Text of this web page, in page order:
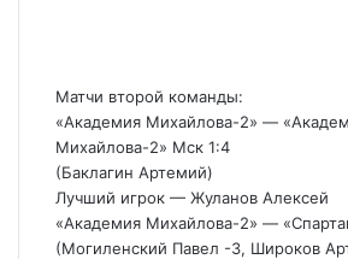
Матчи второй команды:
«Академия Михайлова-2» —
Михайлова-2» Мск 1:4
(Баклагин Артемий)
Лучший игрок — Жуланов Алексей
«Академия Михайлова-2» —
(Могиленский Павел -3, Широков